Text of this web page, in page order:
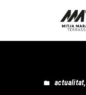
actualitat,